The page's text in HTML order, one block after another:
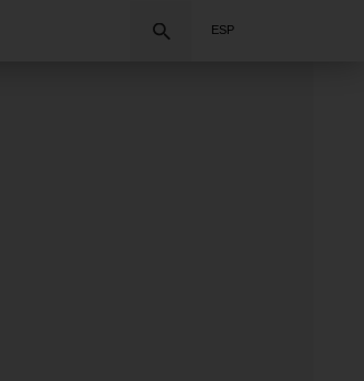
ESP